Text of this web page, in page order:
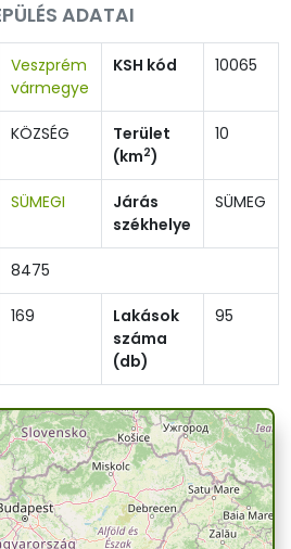
ADATAI
Veszprém
vármegye
KSH kód 10065
KÖZSÉG
Terület
(km2)
10
SÜMEGI
Járás
székhelye
SÜMEG
8475
169
Lakások
száma
(db)
95